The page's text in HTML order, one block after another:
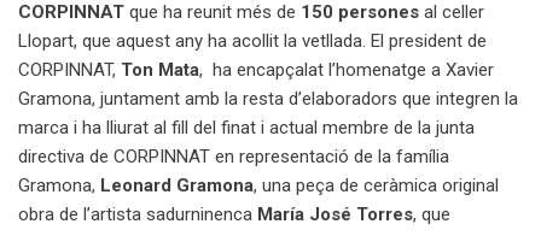
CORPINNAT que ha reunit més de 150 persones al celler
Llopart, que aquest any ha acollit la vetllada. El president de
CORPINNAT, Ton Mata, ha encapçalat l’homenatge a Xavier
Gramona, juntament amb la resta d’elaboradors que integren la
marca i ha lliurat al fill del finat i actual membre de la junta
directiva de CORPINNAT en representació de la família
Gramona, Leonard Gramona, una peça de ceràmica original
obra de l’artista sadurninenca María José Torres, que